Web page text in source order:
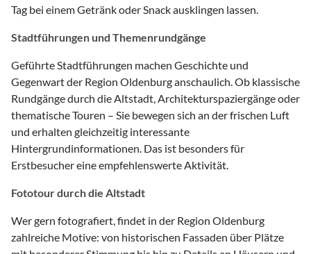
Tag bei einem Getränk oder Snack ausklingen lassen.
Stadtführungen und Themenrundgänge
Geführte Stadtführungen machen Geschichte und
Gegenwart der Region Oldenburg anschaulich. Ob klassische
Rundgänge durch die Altstadt, Architekturspaziergänge oder
thematische Touren – Sie bewegen sich an der frischen Luft
und erhalten gleichzeitig interessante
Hintergrundinformationen. Das ist besonders für
Erstbesucher eine empfehlenswerte Aktivität.
Fototour durch die Altstadt
Wer gern fotografiert, findet in der Region Oldenburg
zahlreiche Motive: von historischen Fassaden über Plätze